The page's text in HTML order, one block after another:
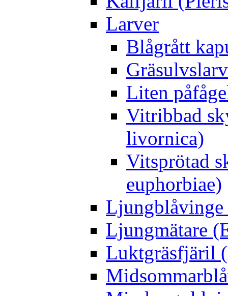
Larver
Blågrått
Liten
Vitribbad
livornica)
Vitsprötad
euphorbiae)
Ljungblåvinge
Ljungmätare
Luktgräsfjäril